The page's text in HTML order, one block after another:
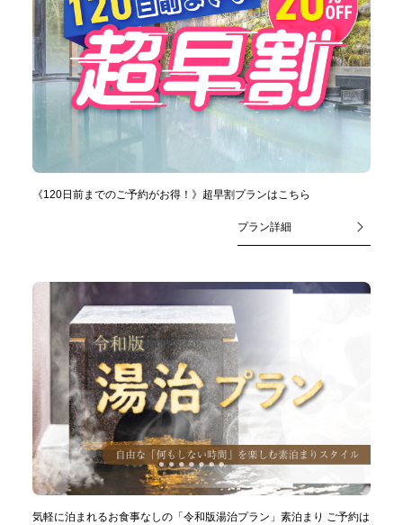
《120日前までのご予約がお得！》超早割プランはこちら
プラン詳細
気軽に泊まれるお食事なしの「令和版湯治プラン」素泊まり ご予約は